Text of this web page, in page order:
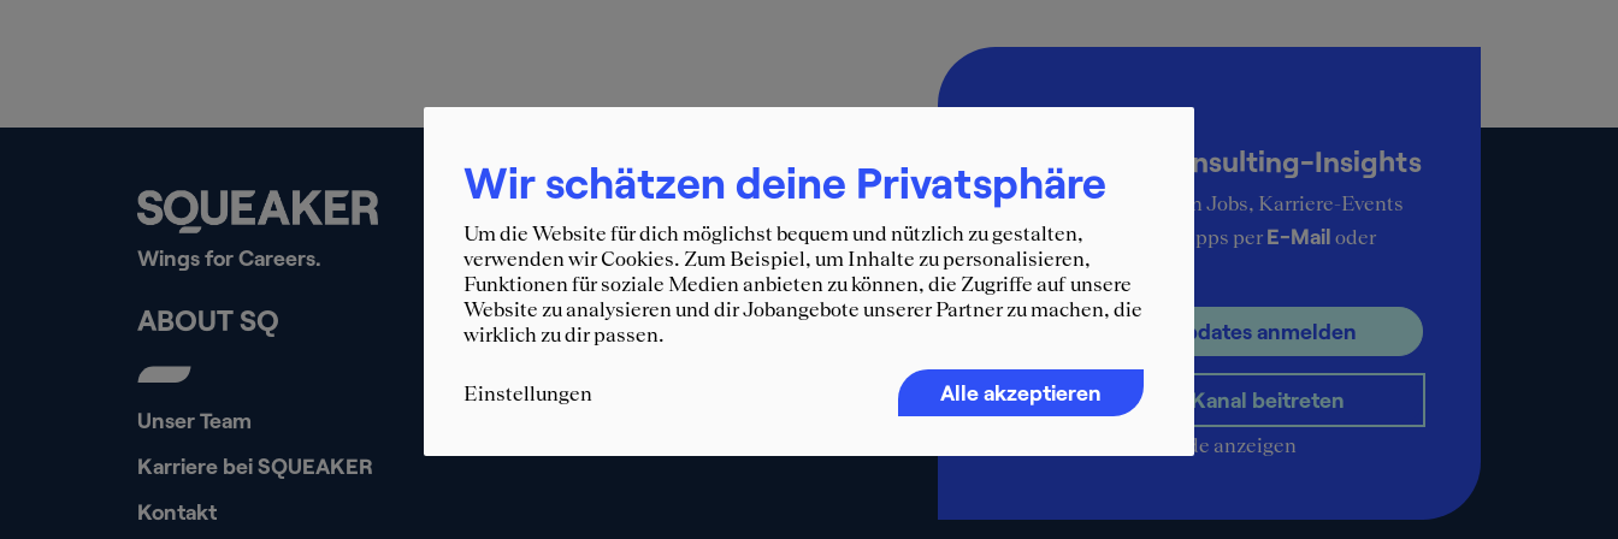
Wings for Careers.
SQUEAKER Consulting-Insights
Erhalte die aktuellsten Jobs, Karriere-Events
und weitere Karrieretipps per E-Mail oder
WhatsApp
Für E-Mail Updates anmelden
WhatsApp-Kanal beitreten
QR-Code anzeigen
ABOUT SQ
Unser Team
Karriere bei SQUEAKER
Kontakt
Wir schätzen deine Privatsphäre
Um die Website für dich möglichst bequem und nützlich zu gestalten,
verwenden wir Cookies. Zum Beispiel, um Inhalte zu personalisieren,
Funktionen für soziale Medien anbieten zu können, die Zugriffe auf unsere
Website zu analysieren und dir Jobangebote unserer Partner zu machen, die
wirklich zu dir passen.
Einstellungen Alle akzeptieren